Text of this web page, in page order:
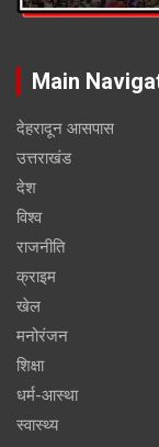
Main
देहरादून आसपास
उत्तराखंड
देश
विश्व
राजनीति
क्राइम
खेल
मनोरंजन
शिक्षा
धर्म-आस्था
स्वास्थ्य